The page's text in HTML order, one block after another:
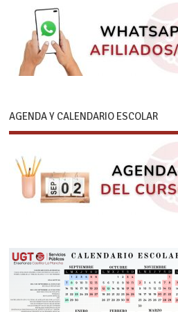
AGENDA Y CALENDARIO ESCOLAR